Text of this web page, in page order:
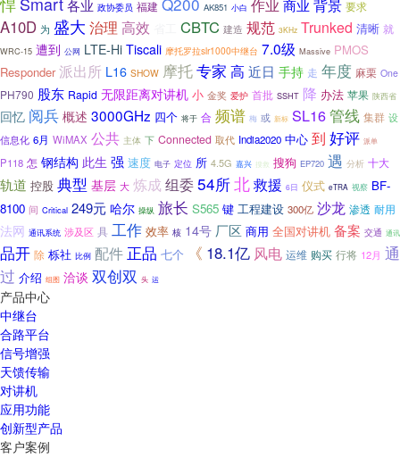
各业 政协委员 福建 AK851 小白 作业 商业 背景 要求
A10D 为 盛大 治理 高效 CBTC 建造 规范 3KHz Trunked 清晰 就
WRC-15 遭到 公网 LTE-Hi Tiscali 摩托罗拉slr1000中继台 7.0级 Massive PMOS
Responder 派出所 L16 SHOW 摩托专家 高 近日 手持 走 年度 麻栗 One
PH790 股东 Rapid 无限距离对讲机 小 金奖 爱护 首批 SSHT 降 办法 苹果 陕西省
回忆 阅兵 概述 3000GHz 四个 将于 合 频谱 梅 或 新标 SL16管线 集群 设
信息化 6月 WiMAX 公共 主体 下 Connected 取代 India2020 中心 到 好评 派单
P118 怎 钢结构 此生 强 速度 电子 定位 所 4.5G 嘉兴 搜救 搜狗 EP720 遇 分析 十大
轨道 控股 典型 基层 大 炼成 组委54所北救援 6日 仪式 eTRA 视察 BF-
8100 间 Critical 249元 哈尔 操纵 旅长 S565 键 工程建设 300亿 沙龙 渗透 耐用
法网 通讯系统 涉及区 具 工作 效率 核 14号 厂区 商用 全国对讲机 备案 交通 通讯
品开 除 栎社 比例 配件 正品 七个 《 18.1亿 风电 运维 购买 行将 12月 通
过 介绍 组图 洽谈 双创双 头 运
产品中心
中继台
合路平台
信号增强
天馈传输
对讲机
应用功能
创新型产品
客户案例